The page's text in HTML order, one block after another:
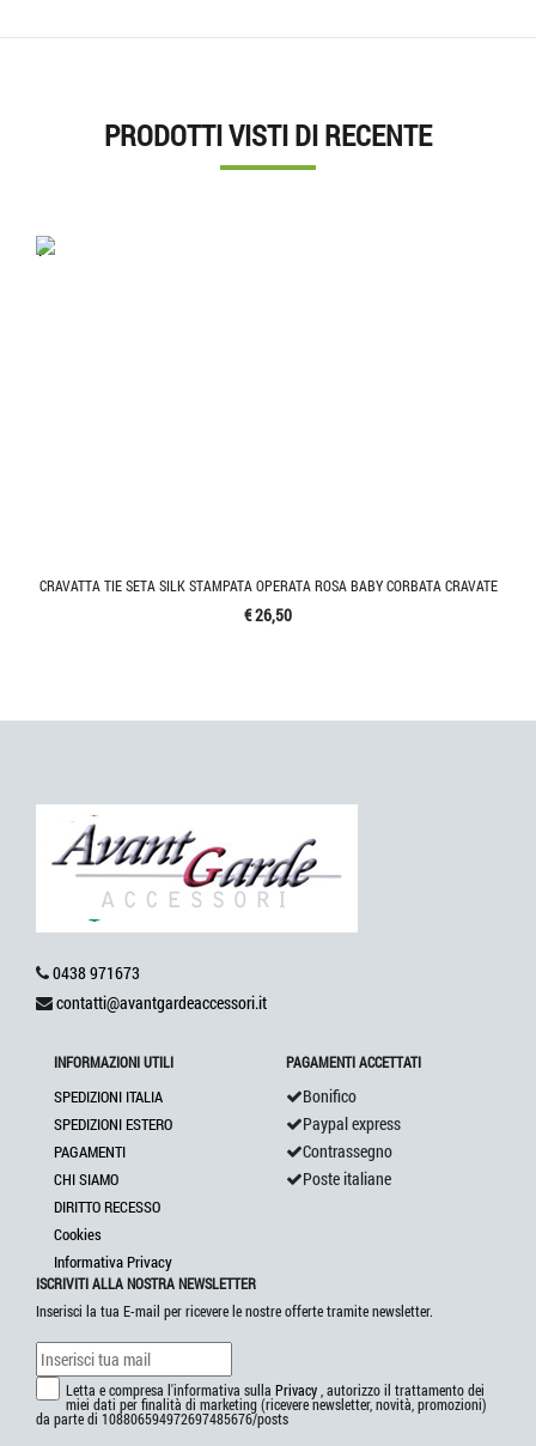
PRODOTTI VISTI DI RECENTE
'.'
CRAVATTA TIE SETA SILK STAMPATA OPERATA ROSA BABY CORBATA CRAVATE
€ 26,50
0438 971673
contatti@avantgardeaccessori.it
INFORMAZIONI UTILI
SPEDIZIONI ITALIA
SPEDIZIONI ESTERO
PAGAMENTI
CHI SIAMO
DIRITTO RECESSO
Cookies
Informativa Privacy
PAGAMENTI ACCETTATI
Bonifico
Paypal express
Contrassegno
Poste italiane
ISCRIVITI ALLA NOSTRA NEWSLETTER
Inserisci la tua E-mail per ricevere le nostre offerte tramite newsletter.
Letta e compresa l'informativa sulla Privacy , autorizzo il trattamento dei
miei dati per finalità di marketing (ricevere newsletter, novità, promozioni)
da parte di 108806594972697485676/posts